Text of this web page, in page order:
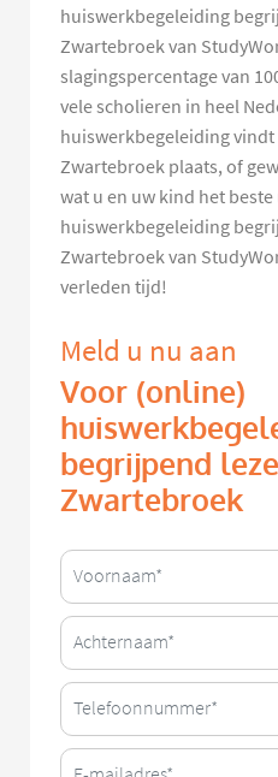
huiswerkbegeleiding
Zwartebroek van
slagingspercentage van
vele scholieren in heel
huiswerkbegeleiding
Zwartebroek plaats, of
wat u en uw kind het
huiswerkbegeleiding
Zwartebroek van
verleden tijd!
Meld u nu aan
Voor (online)
begrijpend
Zwartebroek